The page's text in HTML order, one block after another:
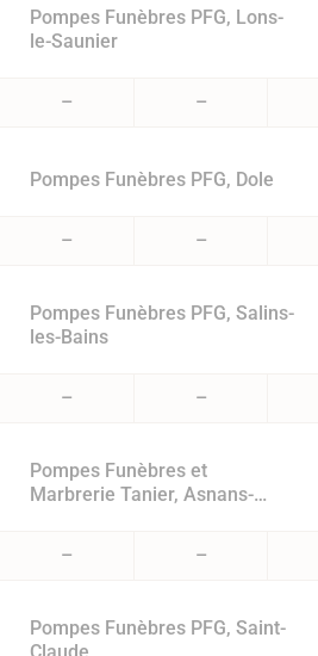
Pompes Funèbres PFG, Lons-
le-Saunier
– –
Pompes Funèbres PFG, Dole
– –
Pompes Funèbres PFG, Salins-
les-Bains
– –
Pompes Funèbres et
Marbrerie Tanier, Asnans-
– –
Pompes Funèbres PFG, Saint-
Claude